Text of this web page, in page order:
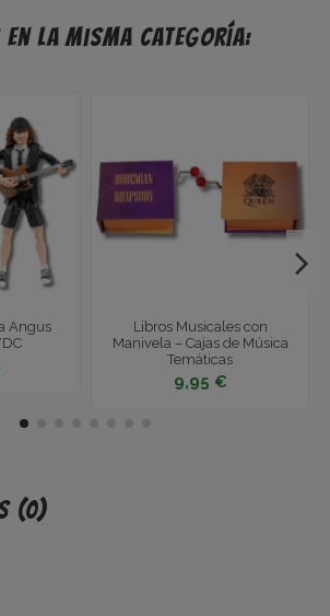
la misma categoría:
Angus
Libros Musicales con
Manivela – Cajas de Música
Temáticas
9,95 €
(0)